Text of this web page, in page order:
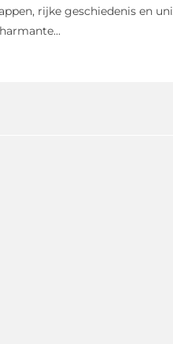
rijke geschiedenis en